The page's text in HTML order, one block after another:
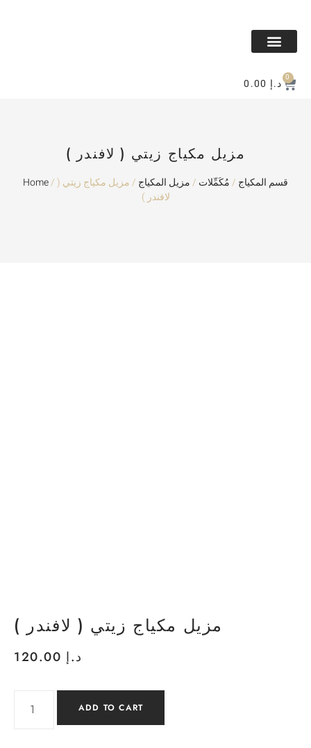
د.إ 0
مزيل مكياج زيتي ( لافندر )
Home/ قسم المكياج /مُكَمِّلات /مزيل المكياج / مزيل مكياج زيتي (
لافندر )
مزيل مكياج زيتي ( لافندر )
د.إ
ADD TO CART